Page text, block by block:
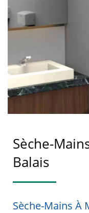
Sèche-
Balais
Sèche-Mains À